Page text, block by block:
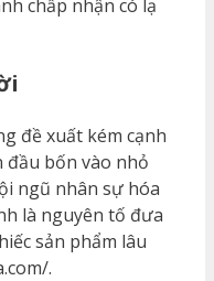
chấp nhận có lạ
đề xuất kém cạnh
đầu bốn vào nhỏ
ngũ nhân sự hóa
là nguyên tố đưa
sản phẩm lâu
.